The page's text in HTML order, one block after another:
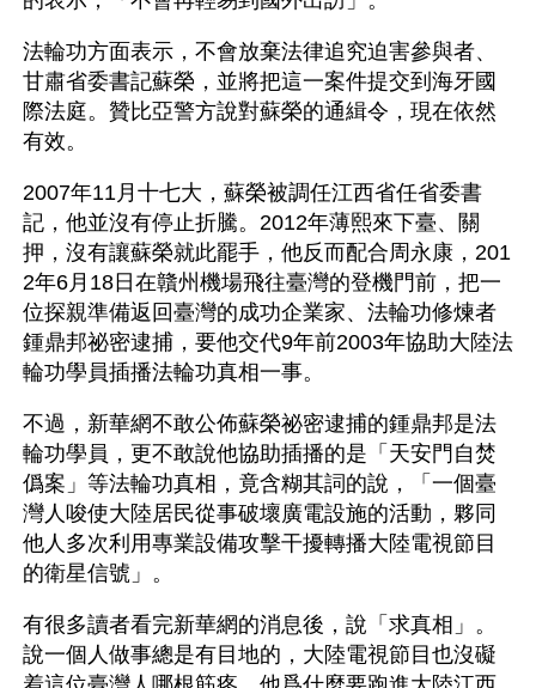
法輪功方面表示，不會放棄法律追究迫害參與者、
甘肅省委書記蘇榮，並將把這一案件提交到海牙國
際法庭。贊比亞警方說對蘇榮的通緝令，現在依然
有效。
2007年11月十七大，蘇榮被調任江西省任省委書
記，他並沒有停止折騰。2012年薄熙來下臺、關
押，沒有讓蘇榮就此罷手，他反而配合周永康，201
2年6月18日在贛州機場飛往臺灣的登機門前，把一
位探親準備返回臺灣的成功企業家、法輪功修煉者
鍾鼎邦祕密逮捕，要他交代9年前2003年協助大陸法
輪功學員插播法輪功真相一事。
不過，新華網不敢公佈蘇榮祕密逮捕的鍾鼎邦是法
輪功學員，更不敢說他協助插播的是「天安門自焚
僞案」等法輪功真相，竟含糊其詞的說，「一個臺
灣人唆使大陸居民從事破壞廣電設施的活動，夥同
他人多次利用專業設備攻擊干擾轉播大陸電視節目
的衛星信號」。
有很多讀者看完新華網的消息後，說「求真相」。
說一個人做事總是有目地的，大陸電視節目也沒礙